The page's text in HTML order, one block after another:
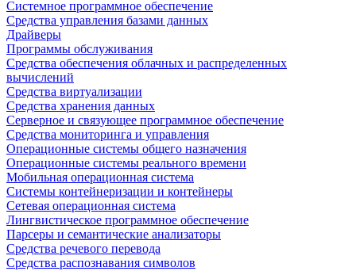
Системное программное обеспечение
Средства управления базами данных
Драйверы
Программы обслуживания
Средства обеспечения облачных и распределенных
вычислений
Средства виртуализации
Средства хранения данных
Серверное и связующее программное обеспечение
Средства мониторинга и управления
Операционные системы общего назначения
Операционные системы реального времени
Мобильная операционная система
Системы контейнеризации и контейнеры
Сетевая операционная система
Лингвистическое программное обеспечение
Парсеры и семантические анализаторы
Средства речевого перевода
Средства распознавания символов